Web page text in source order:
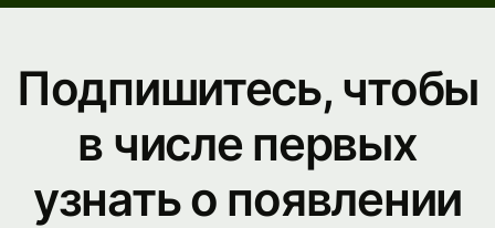
Подпишитесь, чтобы
в числе первых
узнать о появлении